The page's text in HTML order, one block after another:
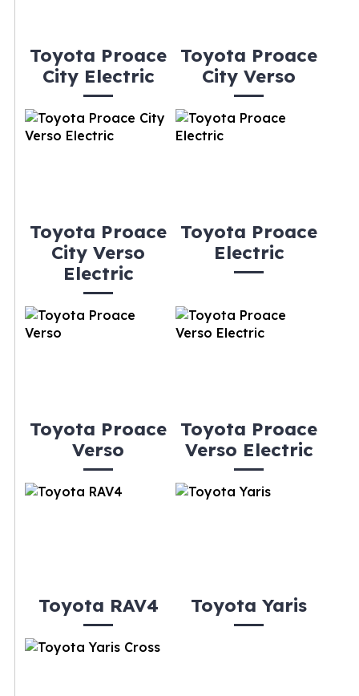
Toyota Proace
City Electric
Toyota Proace
City Verso
Toyota Proace
City Verso
Electric
Toyota Proace
Electric
Toyota Proace
Verso
Toyota Proace
Verso Electric
Toyota RAV4 Toyota Yaris